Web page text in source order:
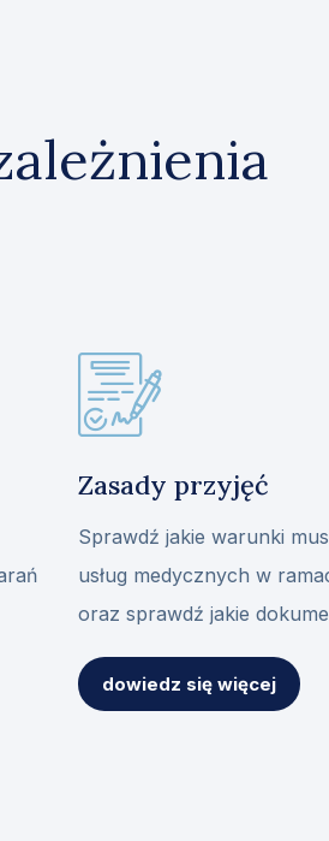
Zasady przyjęć
Sprawdź jakie warunki
usług medycznych w
oraz sprawdź jakie
dowiedz się więcej